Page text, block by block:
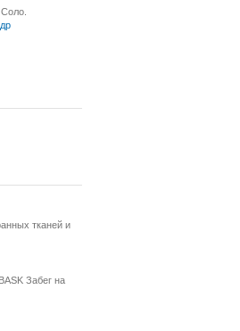
тканей и
Забег на